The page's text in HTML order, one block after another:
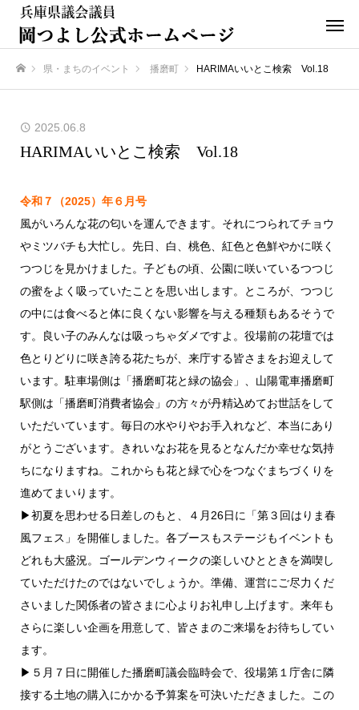
県・まちのイベント 播磨町 HARIMAいいとこ検索 Vol.18
2025.06.8
HARIMAいいとこ検索 Vol.18
令和７（2025）年６月号
風がいろんな花の匂いを運んできます。それにつられてチョウ
やミツバチも大忙し。先日、白、桃色、紅色と色鮮やかに咲く
つつじを見かけました。子どもの頃、公園に咲いているつつじ
の蜜をよく吸っていたことを思い出します。ところが、つつじ
の中には食べると体に良くない影響を与える種類もあるそうで
す。良い子のみんなは吸っちゃダメですよ。役場前の花壇では
色とりどりに咲き誇る花たちが、来庁する皆さまをお迎えして
います。駐車場側は「播磨町花と緑の協会」、山陽電車播磨町
駅側は「播磨町消費者協会」の方々が丹精込めてお世話をして
いただいています。毎日の水やりやお手入れなど、本当にあり
がとうございます。きれいなお花を見るとなんだか幸せな気持
ちになりますね。これからも花と緑で心をつなぐまちづくりを
進めてまいります。
▶初夏を思わせる日差しのもと、４月26日に「第３回はりま春
風フェス」を開催しました。各ブースもステージもイベントも
どれも大盛況。ゴールデンウィークの楽しいひとときを満喫し
ていただけたのではないでしょうか。準備、運営にご尽力くだ
さいました関係者の皆さまに心よりお礼申し上げます。来年も
さらに楽しい企画を用意して、皆さまのご来場をお待ちしてい
ます。
▶５月７日に開催した播磨町議会臨時会で、役場第１庁舎に隣
接する土地の購入にかかる予算案を可決いただきました。この